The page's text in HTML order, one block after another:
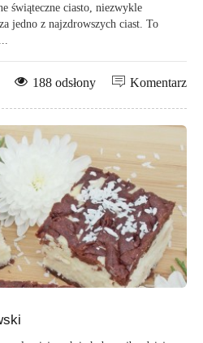
świąteczne ciasto, niezwykle
jedno z najzdrowszych ciast. To
Komentarz
188 odsłony